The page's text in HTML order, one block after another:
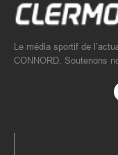
Le média sportif de
CONNORD. Soutenons